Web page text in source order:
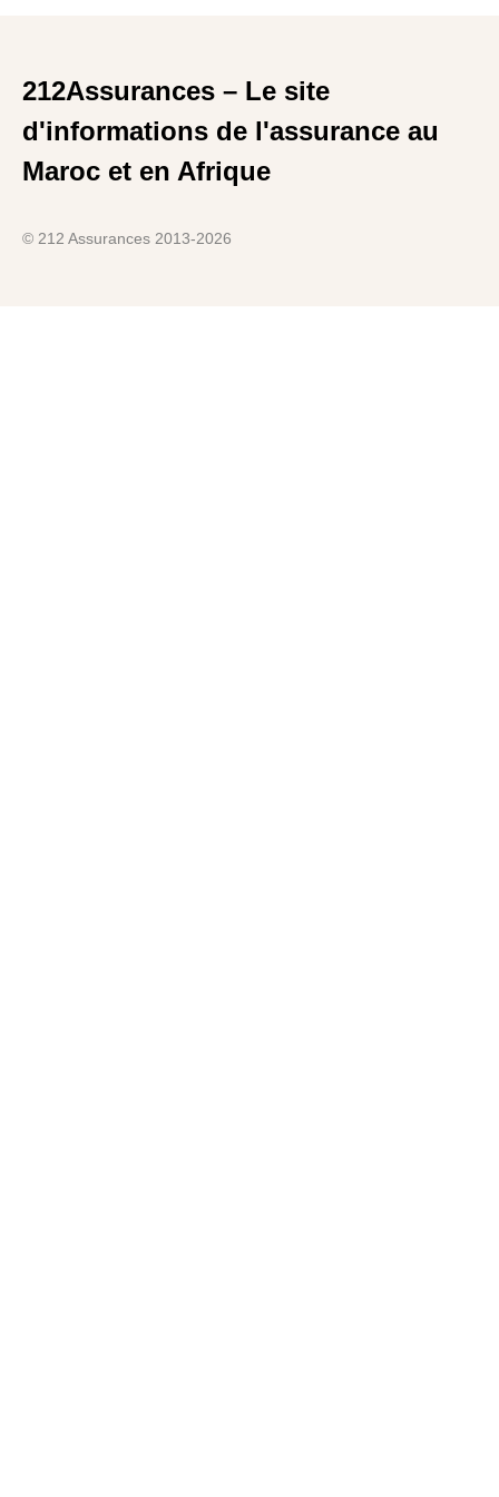
212Assurances – Le site
d'informations de l'assurance au
Maroc et en Afrique
© 212 Assurances 2013-2026